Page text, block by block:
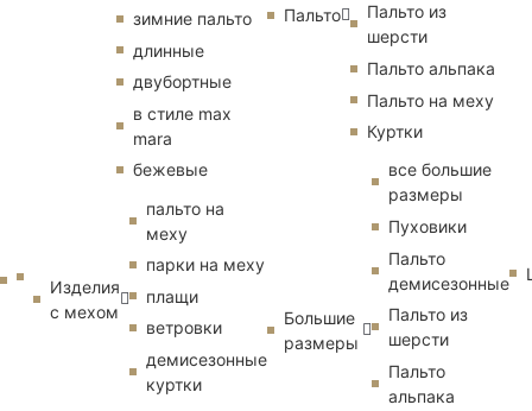
зимние пальто
длинные
двубортные
в стиле max
mara
бежевые
Изделия
с мехом
пальто на
меху
парки на меху
плащи
ветровки
демисезонные
куртки
Пальто
Пальто из
шерсти
Пальто альпака
Пальто на меху
Куртки
Большие
размеры
все большие
размеры
Пуховики
Пальто
демисезонные
Пальто из
шерсти
Пальто
альпака